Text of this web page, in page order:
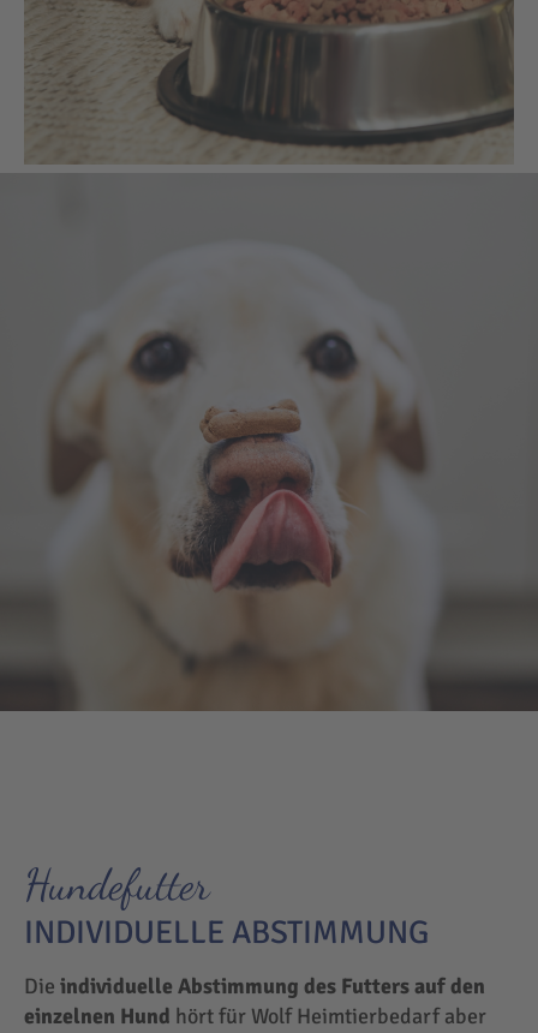
Hundefutter
INDIVIDUELLE ABSTIMMUNG
Die individuelle Abstimmung des Futters auf den
einzelnen Hund hört für Wolf Heimtierbedarf aber